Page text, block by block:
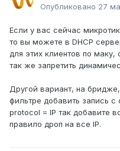
Опубликовано 27
Если у вас сейчас
то вы можете в DHCP
для этих клиентов по маку,
так же запретить
Другой вариант, на
фильтре добавить запись
protocol = IP так добавите
правило дроп на все IP.